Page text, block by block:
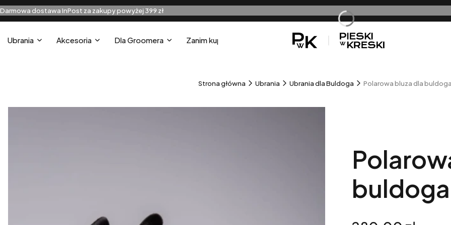
Darmowa dostawa InPost za zakupy powyżej 399 zł
Ubrania Akcesoria Dla Groomera Zanim kupisz
Strona główna Ubrania Ubrania dla Buldoga Polarowa bluza dla